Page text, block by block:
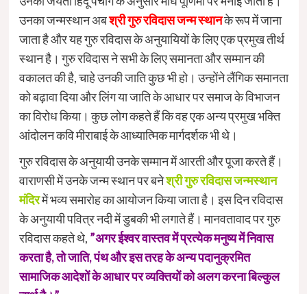
उनका जन्मस्थान अबश्री गुरु रविदास जन्म स्थानके रूप में जाना
जाता है और यह गुरु रविदास के अनुयायियों के लिए एक प्रमुख तीर्थ
स्थान है। गुरु रविदास ने सभी के लिए समानता और सम्मान की
वकालत की है, चाहे उनकी जाति कुछ भी हो। उन्होंने लैंगिक समानता
को बढ़ावा दिया और लिंग या जाति के आधार पर समाज के विभाजन
का विरोध किया। कुछ लोग कहते हैं कि वह एक अन्य प्रमुख भक्ति
आंदोलन कवि मीराबाई के आध्यात्मिक मार्गदर्शक भी थे।
गुरु रविदास के अनुयायी उनके सम्मान में आरती और पूजा करते हैं।
वाराणसी में उनके जन्म स्थान पर बनेश्री गुरु रविदास जन्मस्थान
मंदिरमें भव्य समारोह का आयोजन किया जाता है। इस दिन रविदास
के अनुयायी पवित्र नदी में डुबकी भी लगाते हैं। मानवतावाद पर गुरु
रविदास कहते थे, ”अगर ईश्वर वास्तव में प्रत्येक मनुष्य में निवास
करता है, तो जाति, पंथ और इस तरह के अन्य पदानुक्रमित
सामाजिक आदेशों के आधार पर व्यक्तियों को अलग करना बिल्कुल